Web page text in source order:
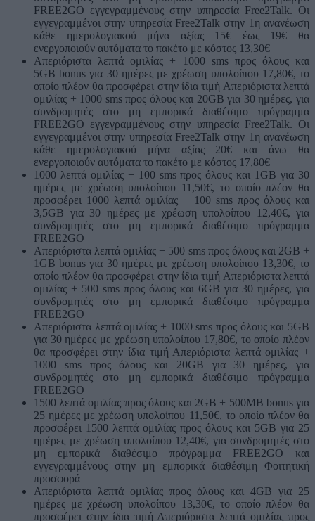
FREE2GO εγγεγραμμένους στην υπηρεσία Free2Talk. Οι
εγγεγραμμένοι στην υπηρεσία Free2Talk στην 1η ανανέωση
κάθε ημερολογιακού μήνα αξίας 15€ έως 19€ θα
ενεργοποιούν αυτόματα το πακέτο με κόστος 13,30€
Απεριόριστα λεπτά ομιλίας + 1000 sms προς όλους και
5GB bonus για 30 ημέρες με χρέωση υπολοίπου 17,80€, το
οποίο πλέον θα προσφέρει στην ίδια τιμή Απεριόριστα λεπτά
ομιλίας + 1000 sms προς όλους και 20GΒ για 30 ημέρες, για
συνδρομητές στο μη εμπορικά διαθέσιμο πρόγραμμα
FREE2GO εγγεγραμμένους στην υπηρεσία Free2Talk. Οι
εγγεγραμμένοι στην υπηρεσία Free2Talk στην 1η ανανέωση
κάθε ημερολογιακού μήνα αξίας 20€ και άνω θα
ενεργοποιούν αυτόματα το πακέτο με κόστος 17,80€
1000 λεπτά ομιλίας + 100 sms προς όλους και 1GB για 30
ημέρες με χρέωση υπολοίπου 11,50€, το οποίο πλέον θα
προσφέρει 1000 λεπτά ομιλίας + 100 sms προς όλους και
3,5GΒ για 30 ημέρες με χρέωση υπολοίπου 12,40€, για
συνδρομητές στο μη εμπορικά διαθέσιμο πρόγραμμα
FREE2GO
Απεριόριστα λεπτά ομιλίας + 500 sms προς όλους και 2GB +
1GB bonus για 30 ημέρες με χρέωση υπολοίπου 13,30€, το
οποίο πλέον θα προσφέρει στην ίδια τιμή Απεριόριστα λεπτά
ομιλίας + 500 sms προς όλους και 6GΒ για 30 ημέρες, για
συνδρομητές στο μη εμπορικά διαθέσιμο πρόγραμμα
FREE2GO
Απεριόριστα λεπτά ομιλίας + 1000 sms προς όλους και 5GB
για 30 ημέρες με χρέωση υπολοίπου 17,80€, το οποίο πλέον
θα προσφέρει στην ίδια τιμή Απεριόριστα λεπτά ομιλίας +
1000 sms προς όλους και 20GΒ για 30 ημέρες, για
συνδρομητές στο μη εμπορικά διαθέσιμο πρόγραμμα
FREE2GO
1500 λεπτά ομιλίας προς όλους και 2GΒ + 500MB bonus για
25 ημέρες με χρέωση υπολοίπου 11,50€, το οποίο πλέον θα
προσφέρει 1500 λεπτά ομιλίας προς όλους και 5GΒ για 25
ημέρες με χρέωση υπολοίπου 12,40€, για συνδρομητές στο
μη εμπορικά διαθέσιμο πρόγραμμα FREE2GO και
εγγεγραμμένους στην μη εμπορικά διαθέσιμη Φοιτητική
προσφορά
Απεριόριστα λεπτά ομιλίας προς όλους και 4GΒ για 25
ημέρες με χρέωση υπολοίπου 13,30€, το οποίο πλέον θα
προσφέρει στην ίδια τιμή Απεριόριστα λεπτά ομιλίας προς